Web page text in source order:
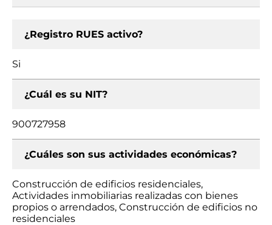
¿Registro RUES activo?
Si
¿Cuál es su NIT?
900727958
¿Cuáles son sus actividades económicas?
Construcción de edificios residenciales,
Actividades inmobiliarias realizadas con bienes
propios o arrendados, Construcción de edificios no
residenciales